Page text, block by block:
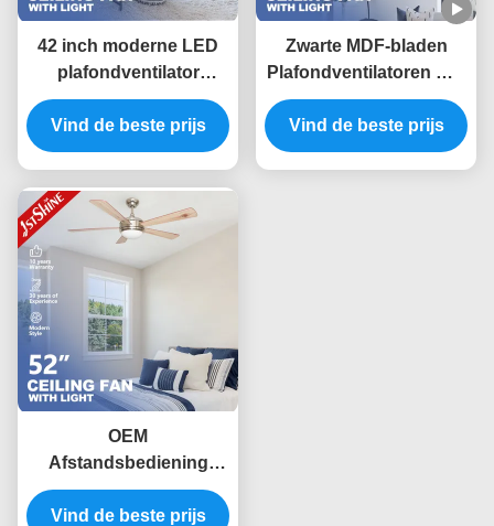
42 inch moderne LED
plafondventilator
omkeerbaar 6 snelheid
keuze met MDF blad
Vind de beste prijs
Zwarte MDF-bladen
Plafondventilatoren met
lichten 6 snelheid
afstandsbediening App-
besturing
Vind de beste prijs
OEM
Afstandsbediening
Moderne LEIDENE
Plafondventilator met
Vind de beste prijs